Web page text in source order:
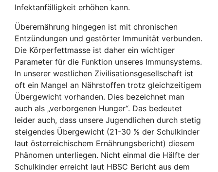
Infektanfälligkeit erhöhen kann.
Überernährung hingegen ist mit chronischen
Entzündungen und gestörter Immunität verbunden.
Die Körperfettmasse ist daher ein wichtiger
Parameter für die Funktion unseres Immunsystems.
In unserer westlichen Zivilisationsgesellschaft ist
oft ein Mangel an Nährstoffen trotz gleichzeitigem
Übergewicht vorhanden. Dies bezeichnet man
auch als „verborgenen Hunger“. Das bedeutet
leider auch, dass unsere Jugendlichen durch stetig
steigendes Übergewicht (21-30 % der Schulkinder
laut österreichischem Ernährungsbericht) diesem
Phänomen unterliegen. Nicht einmal die Hälfte der
Schulkinder erreicht laut HBSC Bericht aus dem